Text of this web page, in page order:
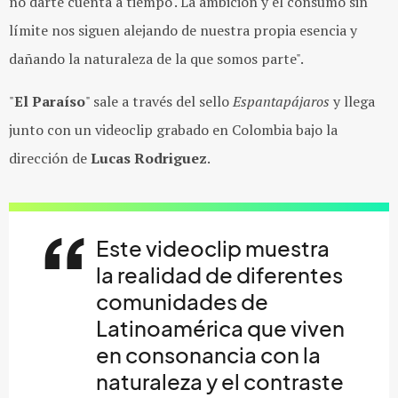
límite nos siguen alejando de nuestra propia esencia y
dañando la naturaleza de la que somos parte".
"El Paraíso" sale a través del selloEspantapájaros y llega
junto con un videoclip grabado en Colombia bajo la
dirección deLucas Rodriguez.
Este videoclip muestra
la realidad de diferentes
comunidades de
Latinoamérica que viven
en consonancia con la
naturaleza y el contraste